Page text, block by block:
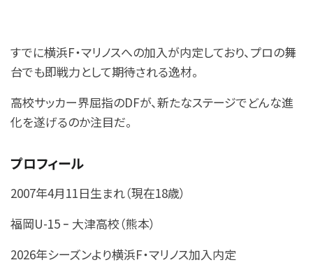
すでに横浜F・マリノスへの加入が内定しており、プロの舞
台でも即戦力として期待される逸材。
高校サッカー界屈指のDFが、新たなステージでどんな進
化を遂げるのか注目だ。
プロフィール
2007年4月11日生まれ（現在18歳）
福岡U-15 ｰ 大津高校（熊本）
2026年シーズンより横浜F・マリノス加入内定